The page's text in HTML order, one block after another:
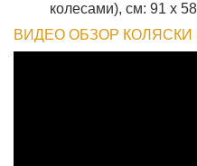
колесами), см: 91 х
ВИДЕО ОБЗОР КОЛЯСКИ